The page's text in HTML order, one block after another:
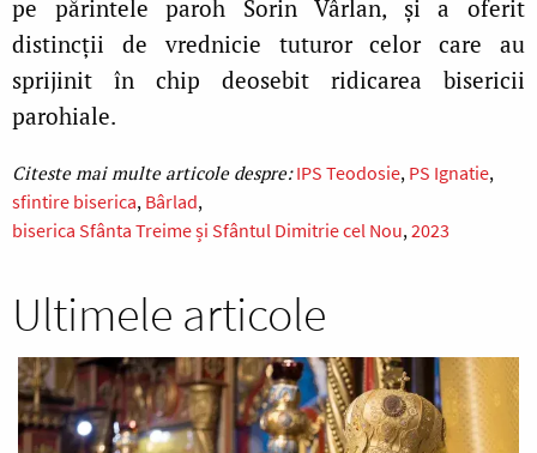
pe părintele paroh Sorin Vârlan, și a oferit
distincții de vrednicie tuturor celor care au
sprijinit în chip deosebit ridicarea bisericii
parohiale.
IPS Teodosie PS Ignatie
sfintire biserica Bârlad
biserica Sfânta Treime și Sfântul Dimitrie cel Nou 2023
Ultimele articole